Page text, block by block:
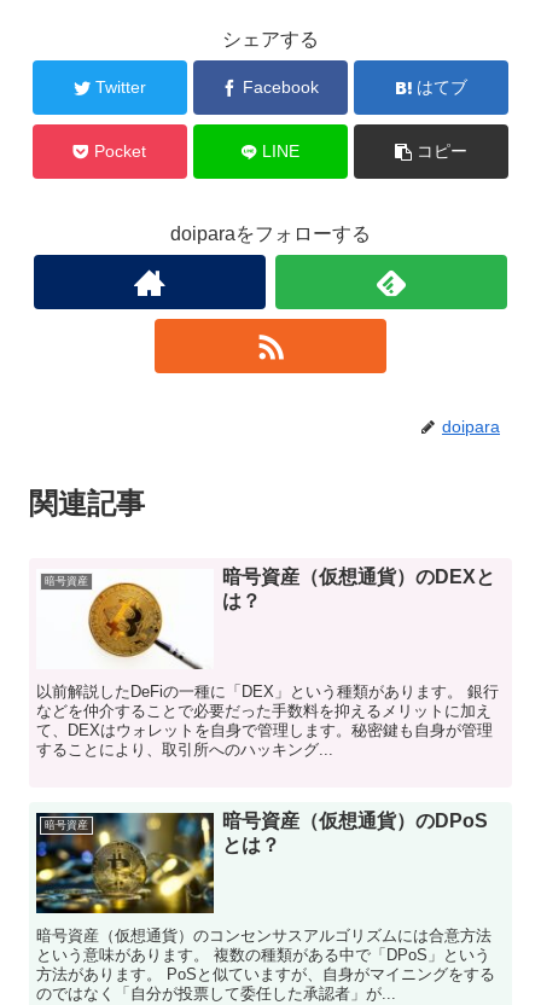
シェアする
Twitter Facebook はてブ
Pocket LINE コピー
doiparaをフォローする
doipara
関連記事
暗号資産
暗号資産（仮想通貨）のDEXと
は？
以前解説したDeFiの一種に「DEX」という種類があります。 銀行
などを仲介することで必要だった手数料を抑えるメリットに加え
て、DEXはウォレットを自身で管理します。秘密鍵も自身が管理
することにより、取引所へのハッキング...
暗号資産
暗号資産（仮想通貨）のDPoS
とは？
暗号資産（仮想通貨）のコンセンサスアルゴリズムには合意方法
という意味があります。 複数の種類がある中で「DPoS」という
方法があります。 PoSと似ていますが、自身がマイニングをする
のではなく「自分が投票して委任した承認者」が...